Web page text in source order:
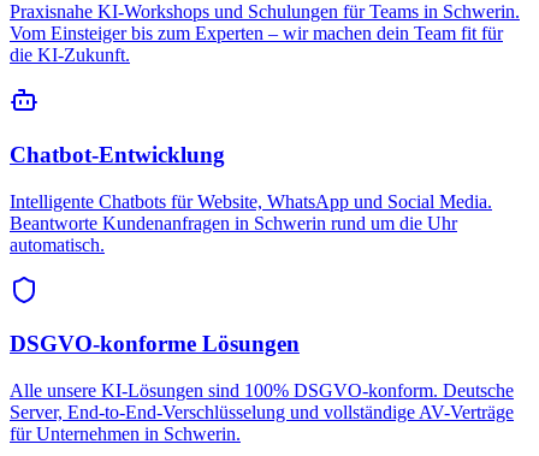
Praxisnahe KI-Workshops und Schulungen für Teams in Schwerin.
Vom Einsteiger bis zum Experten – wir machen dein Team fit für
die KI-Zukunft.
Chatbot-Entwicklung
Intelligente Chatbots für Website, WhatsApp und Social Media.
Beantworte Kundenanfragen in Schwerin rund um die Uhr
automatisch.
DSGVO-konforme Lösungen
Alle unsere KI-Lösungen sind 100% DSGVO-konform. Deutsche
Server, End-to-End-Verschlüsselung und vollständige AV-Verträge
für Unternehmen in Schwerin.